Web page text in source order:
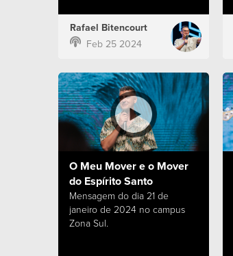
Rafael Bitencourt
Feb 25 2024
O Meu Mover e o Mover
do Espírito Santo
Mensagem do dia 21 de
janeiro de 2024 no campus
Zona Sul.